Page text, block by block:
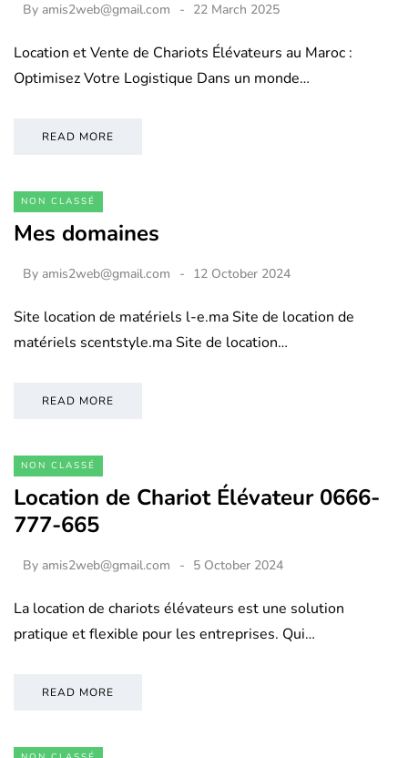
By amis2web@gmail.com 22 March 2025
Location et Vente de Chariots Élévateurs au Maroc :
Optimisez Votre Logistique Dans un monde…
READ MORE
NON CLASSÉ
Mes domaines
By amis2web@gmail.com 12 October 2024
Site location de matériels l-e.ma Site de location de
matériels scentstyle.ma Site de location…
READ MORE
NON CLASSÉ
Location de Chariot Élévateur 0666-
777-665
By amis2web@gmail.com 5 October 2024
La location de chariots élévateurs est une solution
pratique et flexible pour les entreprises. Qui…
READ MORE